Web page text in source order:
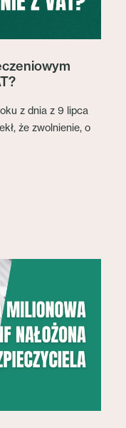
z dnia z 9 lipca
że zwolnienie, o